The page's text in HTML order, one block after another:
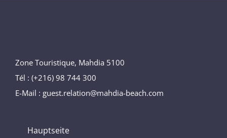
Zone Touristique, Mahdia 5100
Tél : (+216) 98 744 300
E-Mail : guest.relation@mahdia-beach.com
Hauptseite